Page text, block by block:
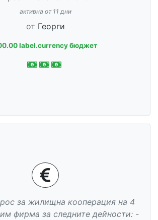
активна от 11 дни
от Георги
label.currency бюджет
за жилищна кооперация на 4
фирма за следните дейности: -